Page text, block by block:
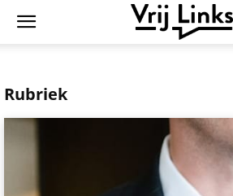
Rubriek